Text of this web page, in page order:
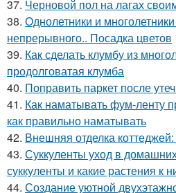
37. Черновой пол на лагах
38. Однолетники и
непрерывного.. Посадка цветов
39. Как сделать клумбу из
продолговатая клумба
40. Поправить паркет после
41. Как наматывать фум-ленту
как правильно наматывать
42. Внешняя отделка
43. Суккуленты уход в
суккуленты и какие растения к
44. Создание уютной